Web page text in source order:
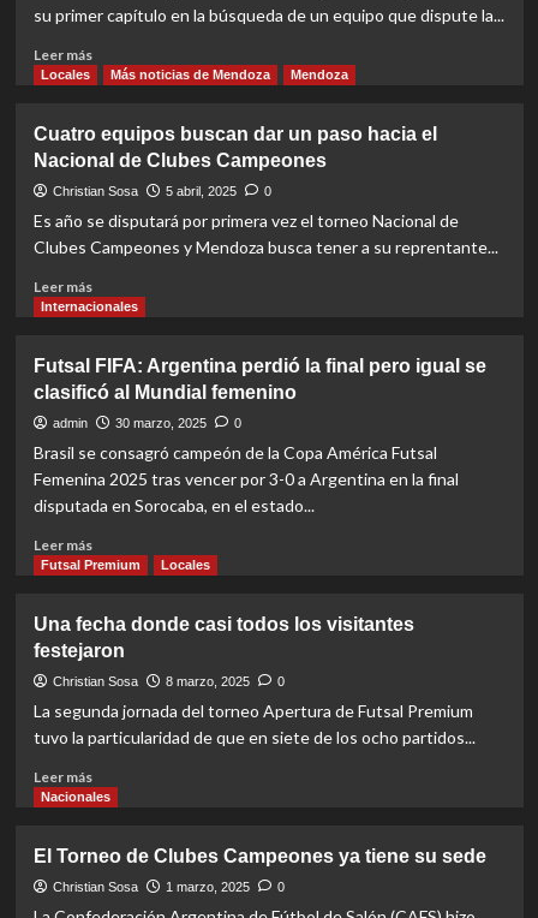
con
fechas
su primer capítulo en la búsqueda de un equipo que dispute la...
Leer másRead
more
y
Don
Orione
dieron
primer
y
final
Locales Más noticias de Mendoza Mendoza
Cuatro equipos buscan dar un paso hacia el
Nacional de Clubes Campeones
Christian Sosa 5 abril, 2025 0
Es año se disputará por primera vez el torneo Nacional de
Clubes Campeones y Mendoza busca tener a su reprentante...
Leer másRead
more
equipos
buscan
dar
hacia
el
de
Clubes
Internacionales
Futsal FIFA: Argentina perdió la final pero igual se
clasificó al Mundial femenino
admin 30 marzo, 2025 0
Brasil se consagró campeón de la Copa América Futsal
Femenina 2025 tras vencer por 3-0 a Argentina en la final
disputada en Sorocaba, en el estado...
Leer másRead
more
FIFA:
Argentina
perdió
pero
se
Mundial
femenino
Futsal Premium Locales
Una fecha donde casi todos los visitantes
festejaron
Christian Sosa 8 marzo, 2025 0
La segunda jornada del torneo Apertura de Futsal Premium
tuvo la particularidad de que en siete de los ocho partidos...
Leer másRead
more
fecha
donde
casi
Nacionales
El Torneo de Clubes Campeones ya tiene su sede
Christian Sosa 1 marzo, 2025 0